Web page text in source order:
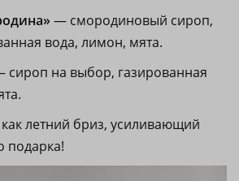
— смородиновый сироп,
вода, лимон, мята.
сироп на выбор, газированная
летний бриз, усиливающий
подарка!